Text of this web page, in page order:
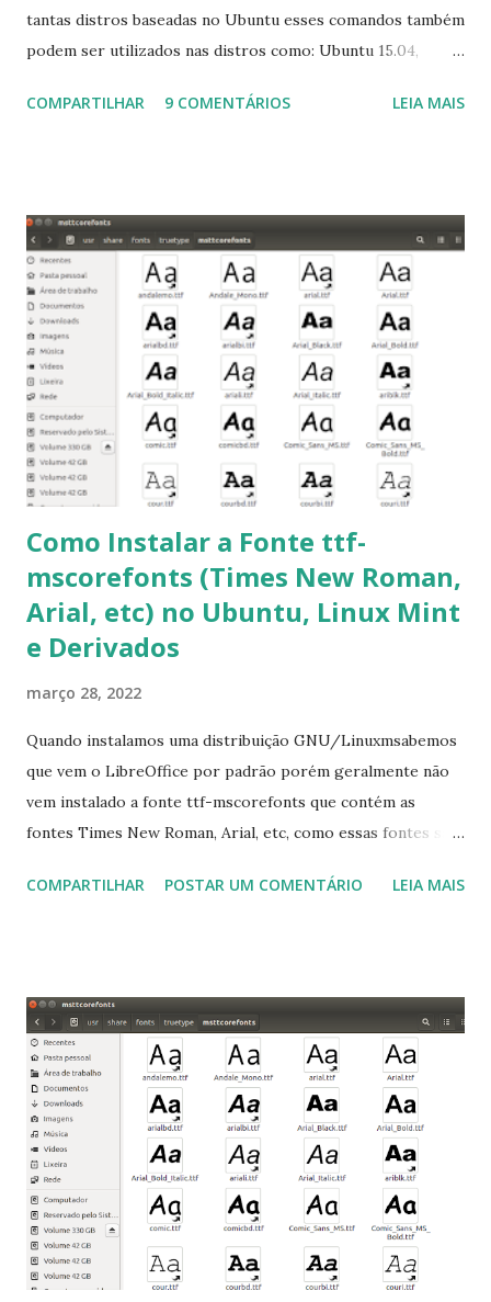
tantas distros baseadas no Ubuntu esses comandos também
podem ser utilizados nas distros como: Ubuntu 15.04,
Linux Mint 17, Pinguy OS 14.04, Elementary OS 0.3, Deepin
para usuários iniciantes... 1- Atualizar a lista de pacotes: $
sudo apt-get update 2- Atualizar toda a distro: $ sudo apt-
get -f dist-upgrade ou update-manager -d -c 3- Instalar
pacotes: $ sudo apt-get install [nome do pacote] 4-
Procurar arquivos corrompidos: $ sudo apt-get check 5-
Corrigir problemas de dependências, concluir instalação de
pacotes pendentes e outros erros: $ sudo apt-get -f install
6- Se o comando sudo apt-get -f install nã...
COMPARTILHAR 9 COMENTÁRIOS LEIA MAIS
Como Instalar a Fonte ttf-
mscorefonts (Times New Roman,
Arial, etc) no Ubuntu, Linux Mint
e Derivados
março 28, 2022
Quando instalamos uma distribuição GNU/Linuxmsabemos
que vem o LibreOffice por padrão porém geralmente não
vem instalado a fonte ttf-mscorefonts que contém as
fontes Times New Roman, Arial, etc, como essas fontes são
a Associação Brasileira de Normas Técnicas (ABNT), exige
que contém essas fontes. Ao instalar o GNU/Linux abra o
terminal e execute o comando: $ sudo apt-get install ttf-
mscorefonts-installer Leia os termos de uso e avance
clicando em “Ok” Agora aceite os termos de uso clicando
em “Sim” Pronto agora abra o LibreOffice e veja se as
fontes Times New Roman, Arial estão instaladas. Caso
ocorra algum erro ou precisa reinstalar, execute: $ sudo
apt-get install --reinstall ttf-mscorefonts-installer
COMPARTILHAR POSTAR UM COMENTÁRIO LEIA MAIS